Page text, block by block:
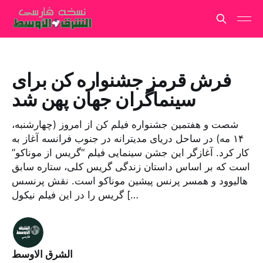
فرش قرمز جشنواره کن برای
سینماگران جهان پهن شد
شصت و هفتمین جشنواره فیلم کن از امروز (چهارشنبه،
۱۴ مه) در ساحل دریای مدیترانه در جنوب فرانسه آغاز به
کار کرد. آغازگر این جشن سینمایی فیلم “گریس از موناکو”
است که بر اساس داستان زندگی گریس کلی، ستاره سابق
هالیوود و همسر پرنس پیشین موناکو است. نقش پرنسس
گریس را در این فیلم نیکول […
الشرق الاوسط